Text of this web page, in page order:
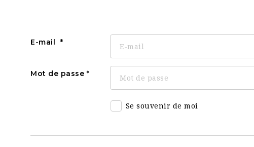
E-mail
Mot de passe
Se souvenir de moi